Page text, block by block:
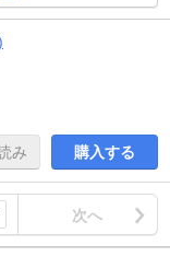
み 購入する
次へ